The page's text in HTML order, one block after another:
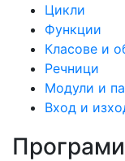
Цикли
Функции
Класове и
Речници
Модули и
Вход и